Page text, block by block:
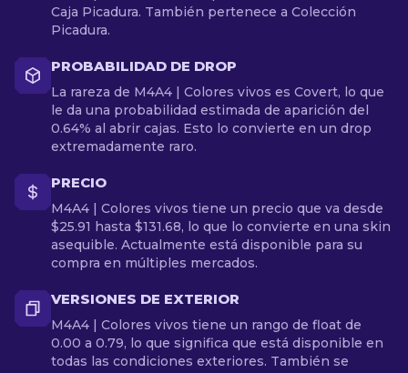
Caja Picadura. También pertenece a Colección
Picadura.
PROBABILIDAD DE DROP
La rareza de M4A4 | Colores vivos es Covert, lo que
le da una probabilidad estimada de aparición del
0.64% al abrir cajas. Esto lo convierte en un drop
extremadamente raro.
PRECIO
M4A4 | Colores vivos tiene un precio que va desde
$25.91 hasta $131.68, lo que lo convierte en una skin
asequible. Actualmente está disponible para su
compra en múltiples mercados.
VERSIONES DE EXTERIOR
M4A4 | Colores vivos tiene un rango de float de
0.00 a 0.79, lo que significa que está disponible en
todas las condiciones exteriores. También se